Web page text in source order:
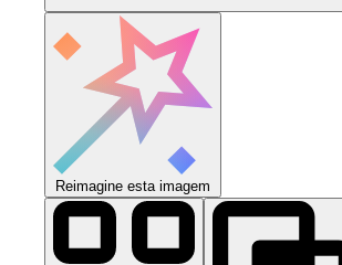
Reimagine esta imagem